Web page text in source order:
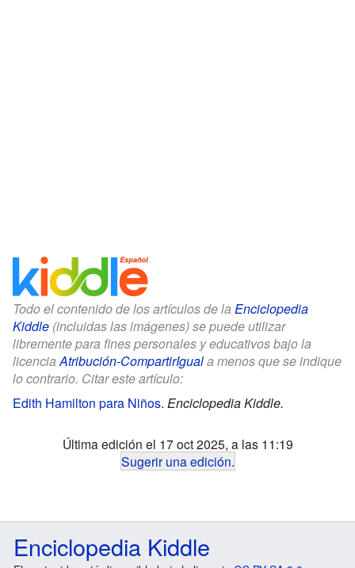
Todo el contenido de los artículos de la Enciclopedia
Kiddle (incluidas las imágenes) se puede utilizar
libremente para fines personales y educativos bajo la
licencia Atribución-CompartirIguala menos que se indique
lo contrario. Citar este artículo:
Edith Hamilton para Niños. Enciclopedia Kiddle.
Última edición el 17 oct 2025, a las 11:19
Sugerir una edición.
Enciclopedia Kiddle